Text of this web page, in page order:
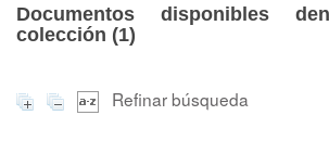
Documentos disponibles
colección (1)
Refinar búsqueda